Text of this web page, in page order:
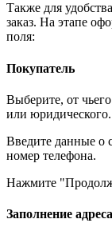
Также для
заказ. На этапе
поля:
Покупатель
Выберите, от
или юридического.
Введите данные о
номер телефона.
Нажмите
Заполнение адреса